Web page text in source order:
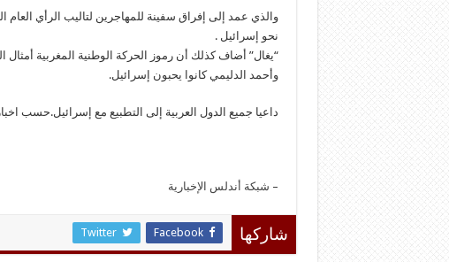
والذي عمد إلى إفراق سفينة للمهاجرين لتاليب الرأي
نحو إسرائيل .
“يغال” أضاف كذلك أن رموز الحركة الوطنية المغربية أمثال
وأحمد الدليمي كانوا يحبون إسرائيل.
داعيا جميع الدول العربية إلى التطبيع مع إسرائيل.حسب
– شبكة أندلس الإخبارية
شاركها Facebook
Twitter